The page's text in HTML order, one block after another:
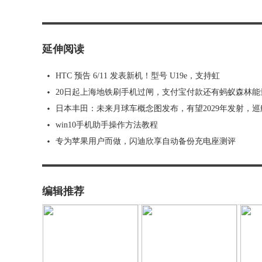
延伸阅读
HTC 预告 6/11 发表新机！型号 U19e，支持虹
20日起上海地铁刷手机过闸，支付宝付款还有蚂蚁森林能
日本丰田：未来月球车概念图发布，有望2029年发射，巡
win10手机助手操作方法教程
专为苹果用户而做，闪迪欣享自动备份充电座测评
编辑推荐